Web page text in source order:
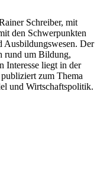
Schreiber, mit
den Schwerpunkten
Ausbildungswesen. Der
rund um Bildung,
Interesse liegt in der
zum Thema
und Wirtschaftspolitik.